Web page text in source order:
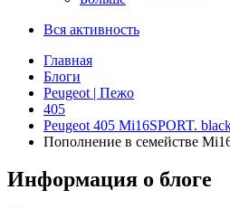
Вся активность
Главная
Блоги
Peugeot | Пежо
405
Peugeot 405 Mi16SPORT.
Пополнение в семействе
Информация о блоге